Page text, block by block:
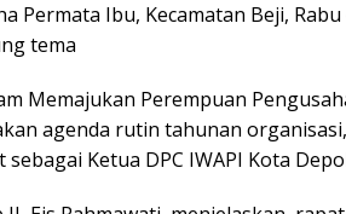
Permata Ibu, Kecamatan Beji, Rabu
tema
Memajukan Perempuan
agenda rutin tahunan
Ketua DPC IWAPI Kota